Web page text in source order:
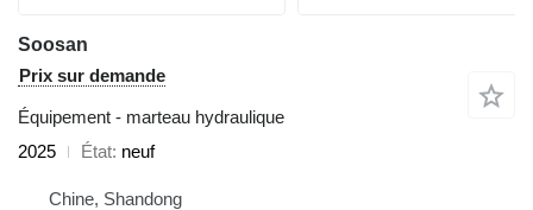
Soosan
Prix sur demande
Équipement - marteau hydraulique
2025
État neuf
Chine, Shandong